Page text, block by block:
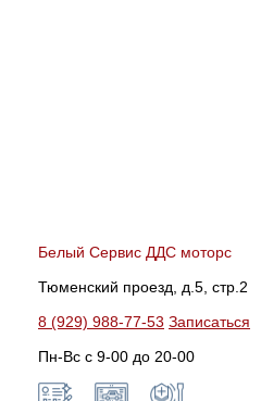
Белый Сервис ДДС моторс
Тюменский проезд, д.5, стр.2
8 (929) 988-77-53 Записаться
Пн-Вс c 9-00 до 20-00